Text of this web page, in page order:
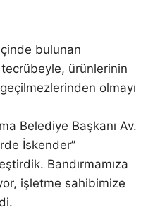
bulunan
tecrübeyle, ürünlerinin
olmayı
Belediye Başkanı Av.
İskender”
Bandırmamıza
işletme sahibimize